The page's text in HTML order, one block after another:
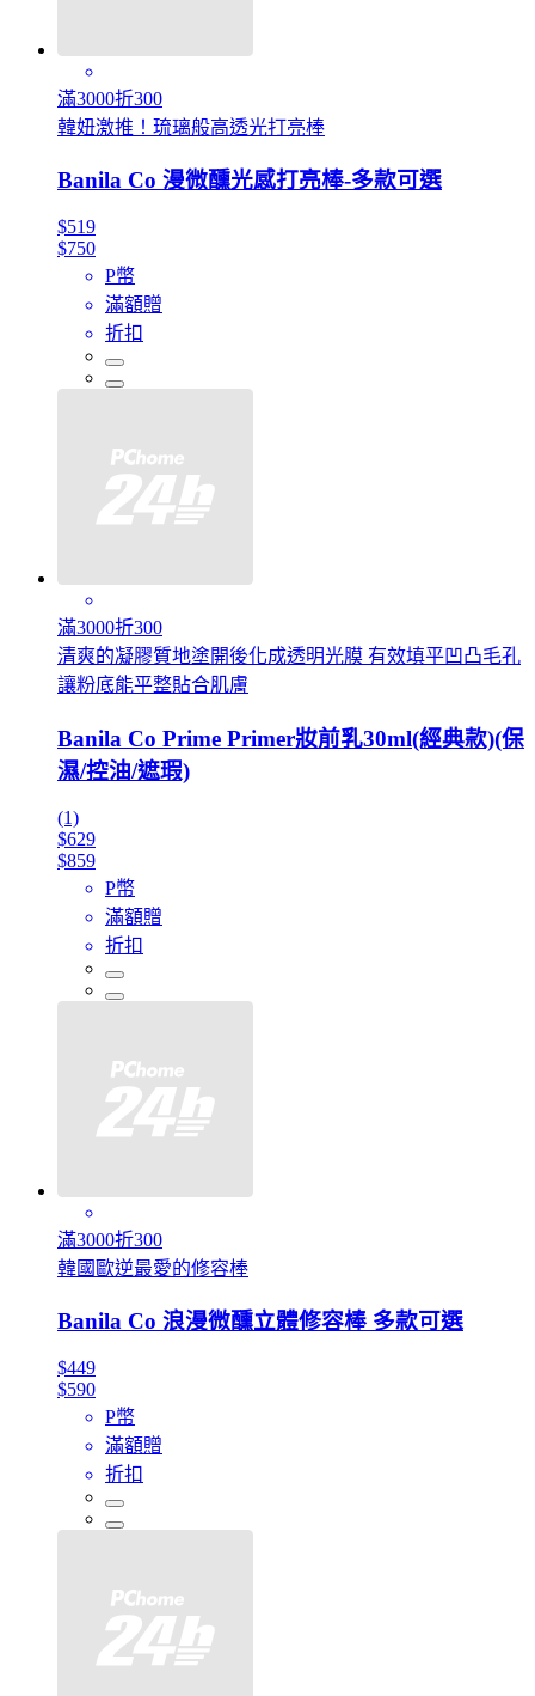
滿3000折300
韓妞激推！琉璃般高透光打亮棒
Banila Co 漫微醺光感打亮棒-多款可選
$519
$750
P幣
滿額贈
折扣
滿3000折300
清爽的凝膠質地塗開後化成透明光膜 有效填平凹凸毛孔
讓粉底能平整貼合肌膚
Banila Co Prime Primer妝前乳30ml(經典款)(保
濕/控油/遮瑕)
(1)
$629
$859
P幣
滿額贈
折扣
滿3000折300
韓國歐逆最愛的修容棒
Banila Co 浪漫微醺立體修容棒 多款可選
$449
$590
P幣
滿額贈
折扣